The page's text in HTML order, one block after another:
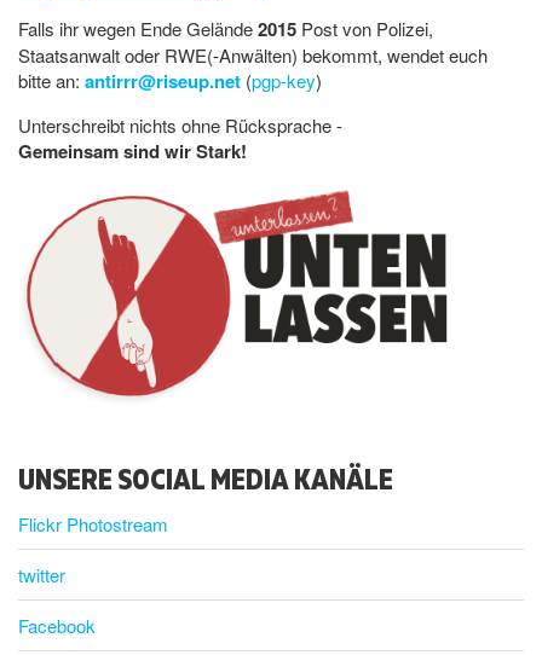
Falls ihr wegen Ende Gelände2015 Post von Polizei,
Staatsanwalt oder RWE(-Anwälten) bekommt, wendet euch
bitte an: antirrr@riseup.net (pgp-key)
Unterschreibt nichts ohne Rücksprache -
Gemeinsam sind wir Stark!
UNSERE SOCIAL MEDIA KANÄLE
Flickr Photostream
twitter
Facebook